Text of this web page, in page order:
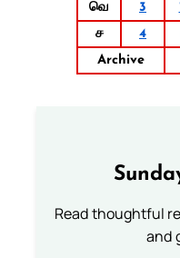
வெ
3
ச
4
Archive
Read thoughtful
and